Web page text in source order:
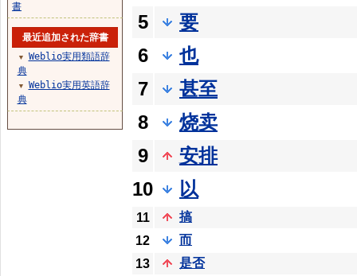
5
要
6
也
7
甚至
8
烧卖
9
安排
10
以
11
搞
12
而
13
是否
書
最近追加された辞書
▼
Weblio実用類語辞
典
▼
Weblio実用英語辞
典